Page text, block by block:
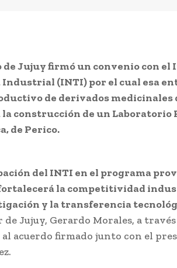
de Jujuy firmó un convenio con
(INTI) por el cual esa
de derivados medicinales
la construcción de un Laboratorio
de Perico.
del INTI en el programa
la competitividad
y la transferencia
Jujuy, Gerardo Morales, a través
acuerdo firmado junto con el